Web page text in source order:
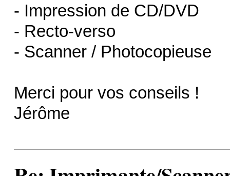
- Impression de CD/DVD
- Recto-verso
- Scanner / Photocopieuse
Merci pour vos conseils !
Jérôme